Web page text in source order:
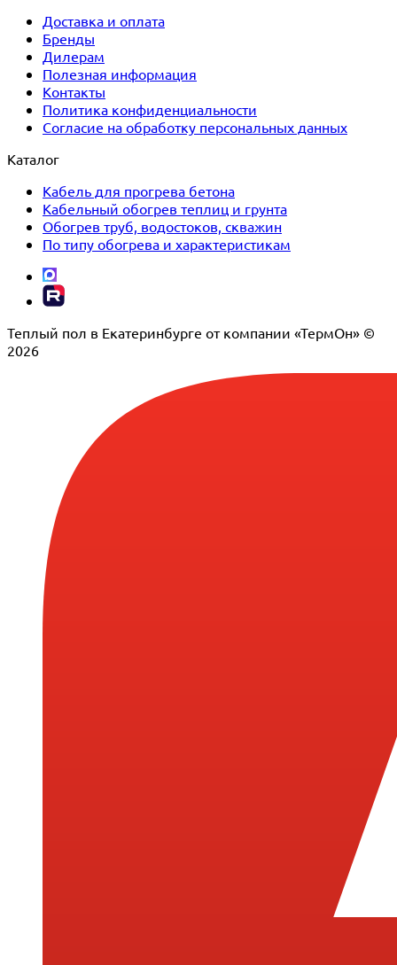
Доставка и оплата
Бренды
Дилерам
Полезная информация
Контакты
Политика конфиденциальности
Согласие на обработку персональных данных
Каталог
Кабель для прогрева бетона
Кабельный обогрев теплиц и грунта
Обогрев труб, водостоков, скважин
По типу обогрева и характеристикам
Теплый пол в Екатеринбурге от компании «ТермОн» ©
2026